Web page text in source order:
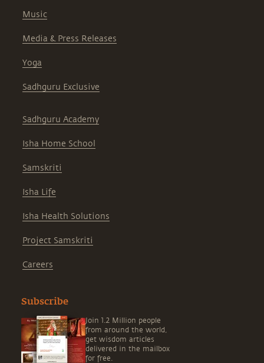
Music
Media & Press Releases
Yoga
Sadhguru Exclusive
Sadhguru Academy
Isha Home School
Samskriti
Isha Life
Isha Health Solutions
Project Samskriti
Careers
Subscribe
Join 1.2 Million people
from around the world,
get wisdom articles
delivered in the mailbox
for free.